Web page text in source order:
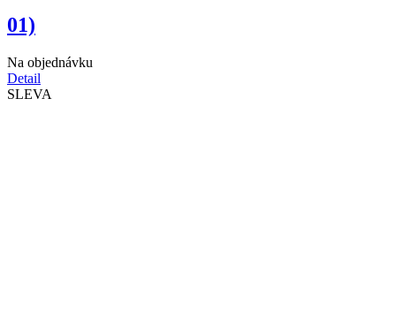
01)
Na objednávku
Detail
SLEVA